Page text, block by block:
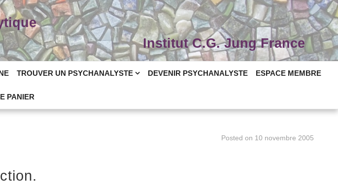
Institut C.G. Jung France
TROUVER UN PSYCHANALYSTE DEVENIR PSYCHANALYSTE ESPACE MEMBRE
PANIER
Posted on 10 novembre 2005